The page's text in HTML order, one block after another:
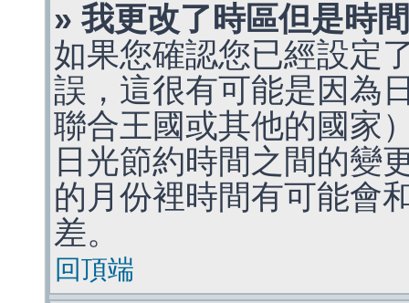
» 我更改了時區但是時
如果您確認您已經設定
誤，這很有可能是因為
聯合王國或其他的國家
日光節約時間之間的變
的月份裡時間有可能會
差。
回頂端